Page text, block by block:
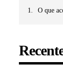
O que